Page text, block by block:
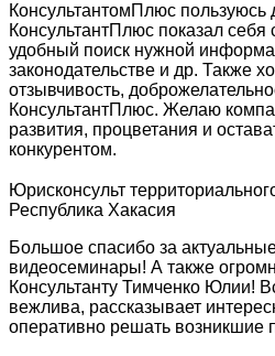
КонсультантомПлюс пользуюсь
КонсультантПлюс показал
удобный поиск нужной
законодательстве и др. Также
отзывчивость,
КонсультантПлюс. Желаю
развития, процветания и
конкурентом.
Юрисконсульт
Республика Хакасия
Большое спасибо за
видеосеминары! А также
Консультанту Тимченко Юлии!
вежлива, рассказывает
оперативно решать возникшие